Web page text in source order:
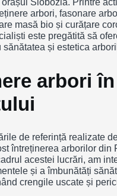
arbori, fasonare
masă bio și curățare
este pregătită să
sănătatea și estetica
arbori
de referință realizate
întreținerea arborilor din
acestei lucrări, am
și a îmbunătăți
crengile uscate și